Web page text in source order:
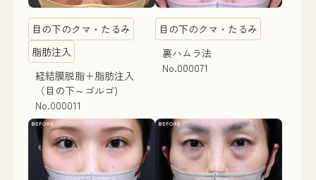
目の下のクマ・たるみ
脂肪注入
経結膜脱脂＋脂肪注入
（目の下～ゴルゴ)
No.000011
目の下のクマ・たるみ
裏ハムラ法
No.000071